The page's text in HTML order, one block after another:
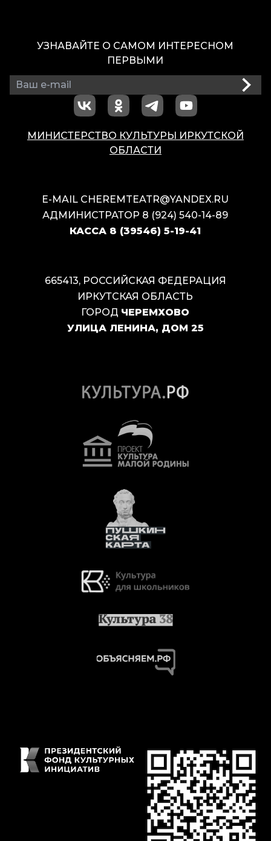
665413, РОССИЙСКАЯ ФЕДЕРАЦИЯ
ИРКУТСКАЯ ОБЛАСТЬ
ГОРОД ЧЕРЕМХОВО
УЛИЦА ЛЕНИНА, ДОМ 25
УЗНАВАЙТЕ О САМОМ ИНТЕРЕСНОМ
ПЕРВЫМИ
МИНИСТЕРСТВО КУЛЬТУРЫ ИРКУТСКОЙ
ОБЛАСТИ
E-MAIL CHEREMTEATR@YANDEX.RU
АДМИНИСТРАТОР 8 (924) 540-14-89
КАССА 8 (39546) 5-19-41